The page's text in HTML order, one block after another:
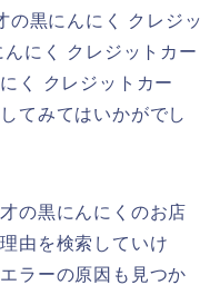
の黒にんにく クレジッ
にく クレジットカー
く クレジットカー
てみてはいかがでし
の黒にんにくのお店
由を検索していけ
ラーの原因も見つか